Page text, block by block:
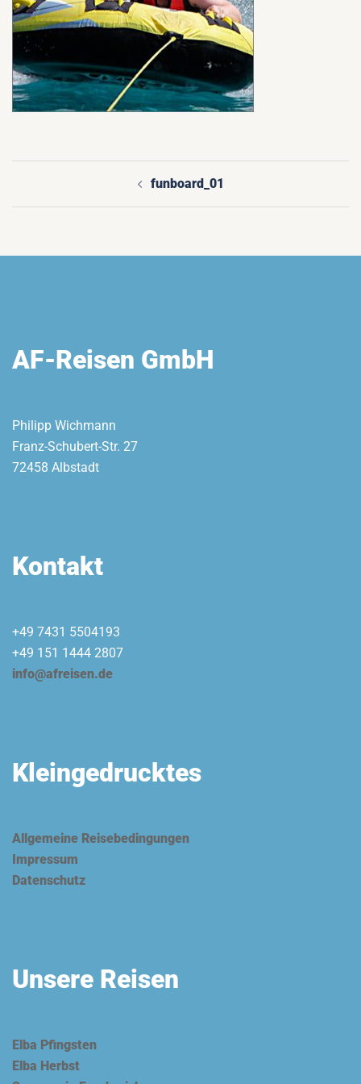
Beitragsnavigation
funboard_01
AF-Reisen GmbH
Philipp Wichmann
Franz-Schubert-Str. 27
72458 Albstadt
Kontakt
+49 7431 5504193
+49 151 1444 2807
info@afreisen.de
Kleingedrucktes
Allgemeine Reisebedingungen
Impressum
Datenschutz
Unsere Reisen
Elba Pfingsten
Elba Herbst